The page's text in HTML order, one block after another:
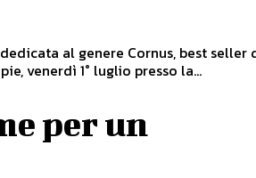
al genere Cornus, best seller
venerdì 1° luglio presso la...
per un